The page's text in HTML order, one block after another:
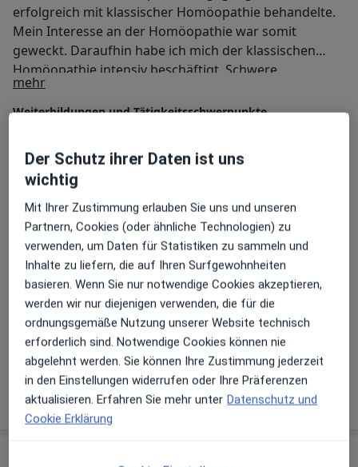
erfolgreich mit klassischer Homöopathie behandelte.
Mein Interesse an der Homöopathie war somit
geweckt. Daraufhin habe ich mich der klassischen
Homöopathie intensiv beschäftigt. Schwere
chronische Erkrankungen in meiner Familie und die
„Ohnmacht“ der Schulmedizin haben meine
zu werden. Im Laufe der Zeit habe ich die Erfahrung
gemacht, daß die besten Heilergebnisse mit der
klassischen Homöopathie zu erzielen sind und meine
ganze Ernergie darauf verwendet, mich in dieser
Therapieform weiterzubilden und zu verbessern.
13.05.1966 in Hechingen geboren, verheiratet, ein
Sohn,
1984-1987 Ausbildung zur staatl. geprüften
Hauswirtschaftsleiterin mit Fachhochschulreife
1987-1990 Ausbildung zur Bankkauffrau bei der
Kreissparkasse Tübingen
1993 Zulassung zur Heilpraktikerin
1994 Kinesiologiekurs, Techniken der
mehrÜber mich
Weiterbildungen und Tätigkeitsschwerpunkte
Klassische Homöopathie
Akupunktur
Ernährungsberatung
Hauptsächlich behandelte Krankheiten
Heuschnupfen Kopfschmerz Asthma
Allergie
Müdigkeit
+18a11y_sr_more_diseases
Patienten, die ich behandle
Erwachsene
Kinder
Mehr Details anzeigen
über Erfahrungen
Der Schutz ihrer Daten ist uns
wichtig
Mit Ihrer Zustimmung erlauben Sie uns und unseren
Partnern, Cookies (oder ähnliche Technologien) zu
verwenden, um Daten für Statistiken zu sammeln und
Inhalte zu liefern, die auf Ihren Surfgewohnheiten
basieren. Wenn Sie nur notwendige Cookies akzeptieren,
werden wir nur diejenigen verwenden, die für die
ordnungsgemäße Nutzung unserer Website technisch
erforderlich sind. Notwendige Cookies können nie
abgelehnt werden. Sie können Ihre Zustimmung jederzeit
in den Einstellungen widerrufen oder Ihre Präferenzen
aktualisieren. Erfahren Sie mehr unter Datenschutz und
Cookie Erklärung